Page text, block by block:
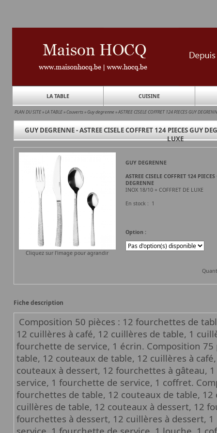
LA TABLE CUISINE
PLAN DU SITE»LA TABLE»Couverts»Guy degrenne»ASTREE CISELE COFFRET 124 PIECES GUY
GUY DEGRENNE - ASTREE CISELE COFFRET 124 PIECES GUY
LUXE
Cliquez sur l'image pour agrandir
GUY DEGRENNE
ASTREE CISELE COFFRET 124
DEGRENNE
INOX 18/10 + COFFRET DE LUXE
En stock : 1
Option :
Fiche description
Composition 50 pièces : 12 fourchettes de
12 cuillères à café, 12 cuillères de table, 1
fourchette de service, 1 écrin. Composition
table, 12 couteaux de table, 12 cuillères à
couteaux à dessert, 12 fourchettes à gâteau,
service, 1 fourchette de service, 1 coffret.
fourchettes de table, 12 couteaux de table, 12
cuillères de table, 12 couteaux à dessert, 12
fourchettes à dessert, 12 cuillères à dessert,